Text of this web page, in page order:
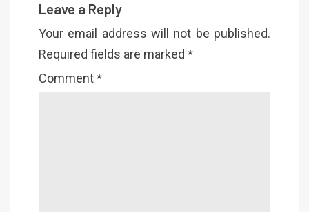
Leave a Reply
Your email address will not be published.
Required fields are marked *
Comment*